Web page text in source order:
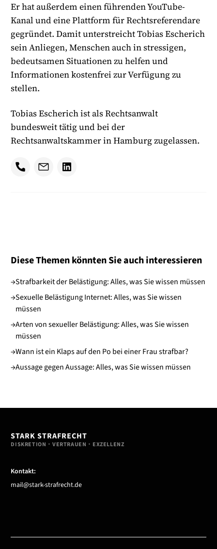
Er hat außerdem einen führenden YouTube-
Kanal und eine Plattform für Rechtsreferendare
gegründet. Damit unterstreicht Tobias Escherich
sein Anliegen, Menschen auch in stressigen,
bedeutsamen Situationen zu helfen und
Informationen kostenfrei zur Verfügung zu
stellen.
Tobias Escherich ist als Rechtsanwalt
bundesweit tätig und bei der
Rechtsanwaltskammer in Hamburg zugelassen.
Diese Themen könnten Sie auch interessieren
→Strafbarkeit der Belästigung: Alles, was Sie wissen müssen
→Sexuelle Belästigung Internet: Alles, was Sie wissen
müssen
→Arten von sexueller Belästigung: Alles, was Sie wissen
müssen
→Wann ist ein Klaps auf den Po bei einer Frau strafbar?
→Aussage gegen Aussage: Alles, was Sie wissen müssen
STARK STRAFRECHT
DISKRETION・VERTRAUEN・EXZELLENZ
Kontakt:
mail@stark-strafrecht.de